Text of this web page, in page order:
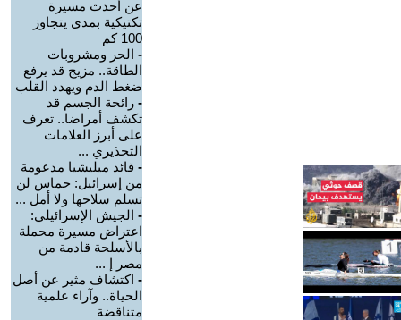
عن أحدث مسيرة
تكتيكية بمدى يتجاوز
100 كم
- الحر ومشروبات
الطاقة.. مزيج قد يرفع
ضغط الدم ويهدد القلب
- رائحة الجسم قد
تكشف أمراضا.. تعرف
على أبرز العلامات
التحذيري ...
- قائد ميليشيا مدعومة
من إسرائيل: حماس لن
تسلم سلاحها ولا أمل ...
- الجيش الإسرائيلي:
اعتراض مسيرة محملة
بالأسلحة قادمة من
مصر إ ...
- اكتشاف مثير عن أصل
الحياة.. وآراء علمية
متناقضة